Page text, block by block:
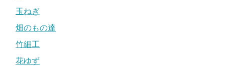
玉ねぎ
畑のもの達
竹細工
花ゆず